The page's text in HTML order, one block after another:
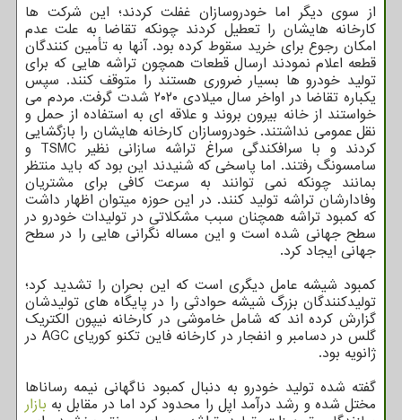
از سوی دیگر اما خودروسازان غفلت کردند؛ این شرکت ها
کارخانه هایشان را تعطیل کردند چونکه تقاضا به علت عدم
امکان رجوع برای خرید سقوط کرده بود. آنها به تأمین کنندگان
قطعه اعلام نمودند ارسال قطعات همچون تراشه هایی که برای
تولید خودرو ها بسیار ضروری هستند را متوقف کنند. سپس
یکباره تقاضا در اواخر سال میلادی ۲۰۲۰ شدت گرفت. مردم می
خواستند از خانه بیرون بروند و علاقه ای به استفاده از حمل و
نقل عمومی نداشتند. خودروسازان کارخانه هایشان را بازگشایی
کردند و با سرافکندگی سراغ تراشه سازانی نظیر TSMC و
سامسونگ رفتند. اما پاسخی که شنیدند این بود که باید منتظر
بمانند چونکه نمی توانند به سرعت کافی برای مشتریان
وفادارشان تراشه تولید کنند. در این حوزه میتوان اظهار داشت
که کمبود تراشه همچنان سبب مشکلاتی در تولیدات خودرو در
سطح جهانی شده است و این مساله نگرانی هایی را در سطح
جهانی ایجاد کرد.
کمبود شیشه عامل دیگری است که این بحران را تشدید کرد؛
تولیدکنندگان بزرگ شیشه حوادثی را در پایگاه های تولیدشان
گزارش کرده اند که شامل خاموشی در کارخانه نیپون الکتریک
گلس در دسامبر و انفجار در کارخانه فاین تکنو کوریای AGC در
ژانویه بود.
گفته شده تولید خودرو به دنبال کمبود ناگهانی نیمه رساناها
مختل شده و رشد درآمد اپل را محدود کرد اما در مقابل به بازار